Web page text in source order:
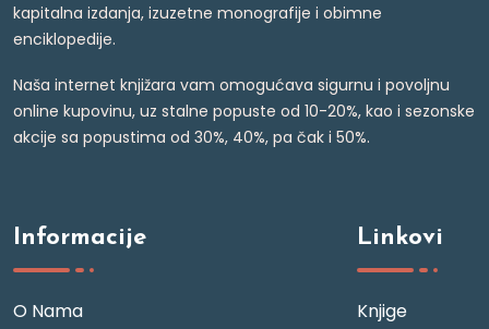
kapitalna izdanja, izuzetne monografije i obimne
enciklopedije.
Naša internet knjižara vam omogućava sigurnu i povoljnu
online kupovinu, uz stalne popuste od 10-20%, kao i sezonske
akcije sa popustima od 30%, 40%, pa čak i 50%.
Informacije
O Nama
Linkovi
Knjige